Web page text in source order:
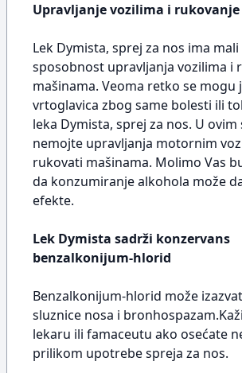
Upravljanje vozilima i
Lek Dymista, sprej za nos ima
sposobnost upravljanja vozilima i
mašinama. Veoma retko se mogu
vrtoglavica zbog same bolesti ili
leka Dymista, sprej za nos. U ovim
nemojte upravljanja motornim
rukovati mašinama. Molimo Vas
da konzumiranje alkohola može
efekte.
Lek Dymista sadrži konzervans
benzalkonijum-hlorid
Benzalkonijum-hlorid može
sluznice nosa i
lekaru ili famaceutu ako osećate
prilikom upotrebe spreja za nos.